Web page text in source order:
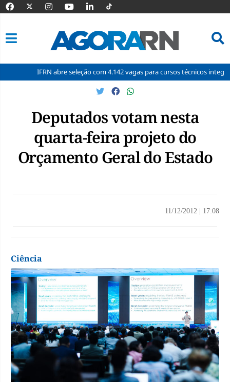
IFRN abre seleção com 4.142 vagas para cursos técnicos integrados
conteúdoDeputados votam nesta
quarta-feira projeto do
Orçamento Geral do Estado
11/12/2012 17:08
Ciência